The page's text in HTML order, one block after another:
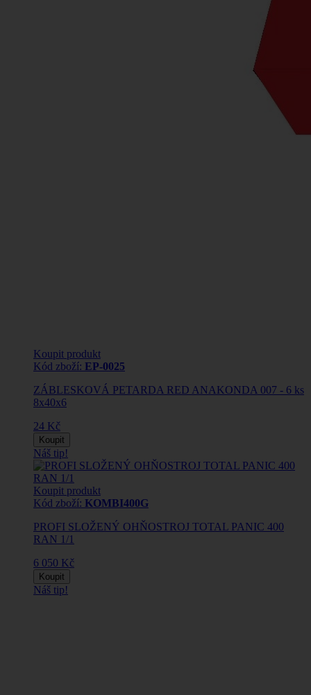
Koupit produkt
Kód zboží: EP-0025
ZÁBLESKOVÁ PETARDA RED ANAKONDA 007 - 6 ks
8x40x6
24 Kč
Koupit
Náš tip!
Koupit produkt
Kód zboží: KOMBI400G
PROFI SLOŽENÝ OHŇOSTROJ TOTAL PANIC 400
RAN 1/1
6 050 Kč
Koupit
Náš tip!